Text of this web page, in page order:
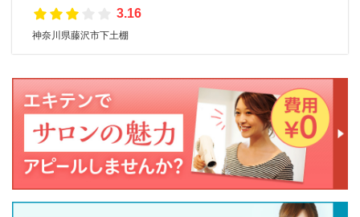
3.16
神奈川県藤沢市下土棚